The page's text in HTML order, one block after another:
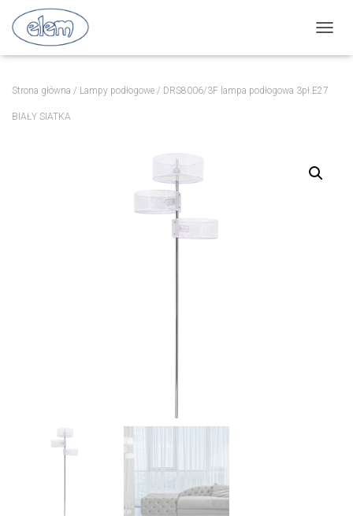
R
E
Strona główna / Lampy podłogowe / DRS8006/3F lampa podłogowa 3pł.E27
BIAŁY SIATKA